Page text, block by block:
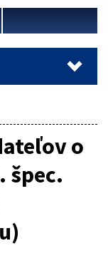
o
špec.